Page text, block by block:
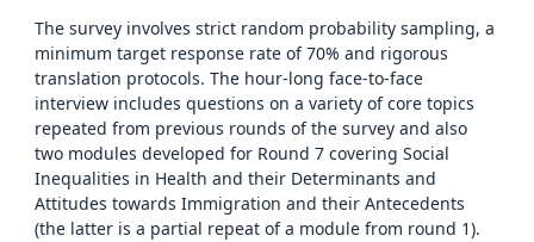
The survey involves strict random probability sampling, a
minimum target response rate of 70% and rigorous
translation protocols. The hour-long face-to-face
interview includes questions on a variety of core topics
repeated from previous rounds of the survey and also
two modules developed for Round 7 covering Social
Inequalities in Health and their Determinants and
Attitudes towards Immigration and their Antecedents
(the latter is a partial repeat of a module from round 1).